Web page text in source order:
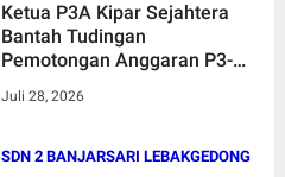
Ketua P3A Kipar Sejahtera
Bantah Tudingan
Pemotongan Anggaran P3-
Dikonfirmasi Wartawan
Juli 28, 2026
SDN 2 BANJARSARI LEBAKGEDONG